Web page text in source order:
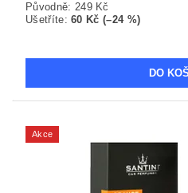
Původně: 249 Kč
Ušetříte:60 Kč (–24 %)
Akce